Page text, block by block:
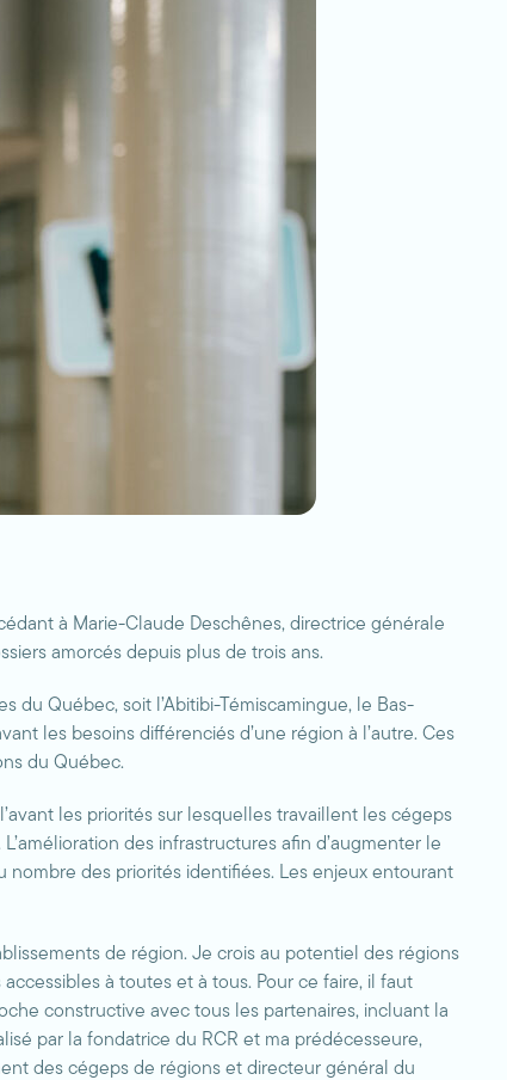
à Marie-Claude Deschênes, directrice générale
amorcés depuis plus de trois ans.
du Québec, soit l’Abitibi-Témiscamingue, le Bas-
les besoins différenciés d’une région à l’autre. Ces
du Québec.
les priorités sur lesquelles travaillent les cégeps
des infrastructures afin d’augmenter le
des priorités identifiées. Les enjeux entourant
de région. Je crois au potentiel des régions
à toutes et à tous. Pour ce faire, il faut
constructive avec tous les partenaires, incluant la
par la fondatrice du RCR et ma prédécesseure,
des cégeps de régions et directeur général du